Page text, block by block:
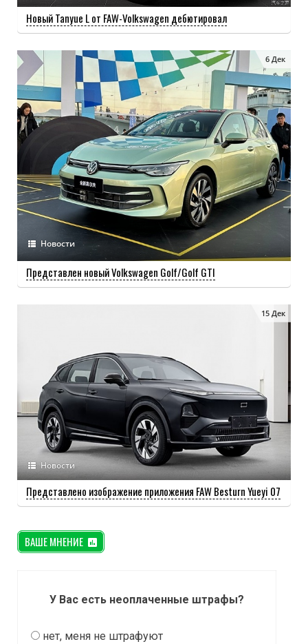
Новый Tanyue L от FAW-Volkswagen дебютировал
6 Дек
Новости
Представлен новый Volkswagen Golf/Golf GTI
15 Дек
Новости
Представлено изображение приложения FAW Besturn Yueyi 07
ВАШЕ МНЕНИЕ
У Вас есть неоплаченные штрафы?
нет, меня не штрафуют